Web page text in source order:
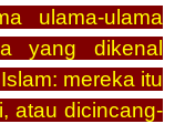
ulama-ulama
yang dikenal
mereka itu
atau dicincang-